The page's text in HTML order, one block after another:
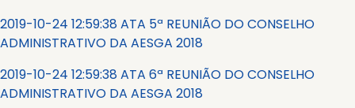
2019-10-24 12:59:38 ATA 5ª REUNIÃO DO CONSELHO
ADMINISTRATIVO DA AESGA 2018
2019-10-24 12:59:38 ATA 6ª REUNIÃO DO CONSELHO
ADMINISTRATIVO DA AESGA 2018